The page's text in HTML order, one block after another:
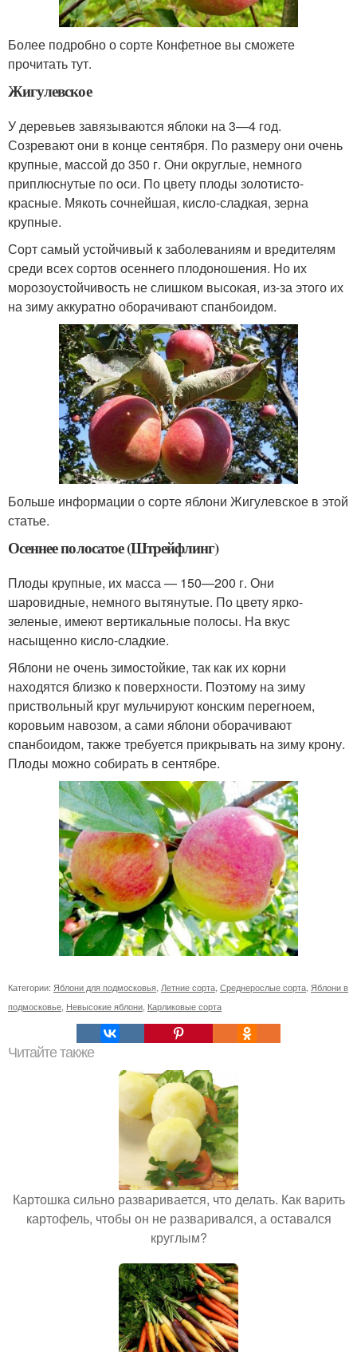
Более подробно о сорте Конфетное вы сможете
прочитать тут.
Жигулевское
У деревьев завязываются яблоки на 3—4 год.
Созревают они в конце сентября. По размеру они очень
крупные, массой до 350 г. Они округлые, немного
приплюснутые по оси. По цвету плоды золотисто-
красные. Мякоть сочнейшая, кисло-сладкая, зерна
крупные.
Сорт самый устойчивый к заболеваниям и вредителям
среди всех сортов осеннего плодоношения. Но их
морозоустойчивость не слишком высокая, из-за этого их
на зиму аккуратно оборачивают спанбоидом.
Больше информации о сорте яблони Жигулевское в этой
статье.
Осеннее полосатое (Штрейфлинг)
Плоды крупные, их масса — 150—200 г. Они
шаровидные, немного вытянутые. По цвету ярко-
зеленые, имеют вертикальные полосы. На вкус
насыщенно кисло-сладкие.
Яблони не очень зимостойкие, так как их корни
находятся близко к поверхности. Поэтому на зиму
приствольный круг мульчируют конским перегноем,
коровьим навозом, а сами яблони оборачивают
спанбоидом, также требуется прикрывать на зиму крону.
Плоды можно собирать в сентябре.
Категории: Яблони для подмосковья Летние сорта Среднерослые сорта Яблони в
подмосковье Невысокие яблони Карликовые сорта
Читайте также
Картошка сильно разваривается, что делать. Как варить
картофель, чтобы он не разваривался, а оставался
круглым?